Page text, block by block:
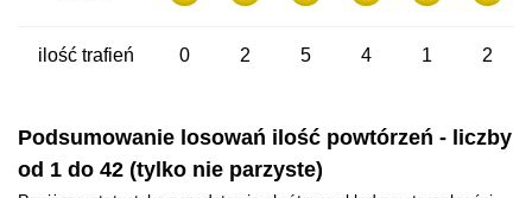
ilość trafień 0 2 5 4 1 2
Podsumowanie losowań ilość powtórzeń - liczby
od 1 do 42 (tylko nie parzyste)